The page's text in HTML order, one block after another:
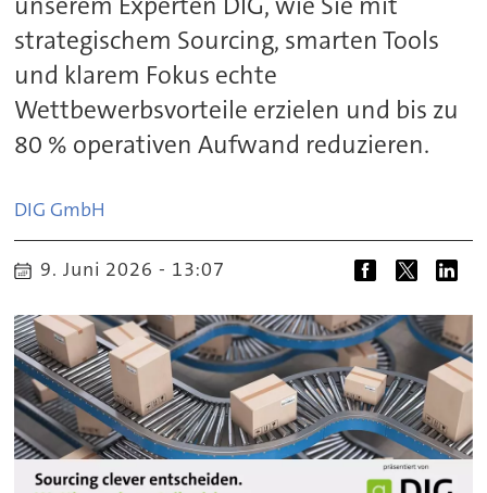
strategischem Sourcing, smarten Tools
und klarem Fokus echte
Wettbewerbsvorteile erzielen und bis zu
80 % operativen Aufwand reduzieren.
DIG GmbH
9. Juni 2026 - 13:07